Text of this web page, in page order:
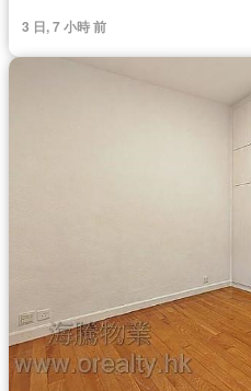
3 日, 7 小時 前